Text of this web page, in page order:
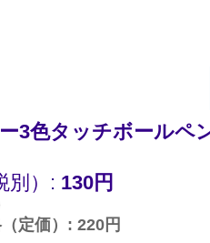
3色タッチボールペ
） : 130円
定価） : 220円